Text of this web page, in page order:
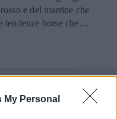
My Personal
e del marrine che
tendenze borse che